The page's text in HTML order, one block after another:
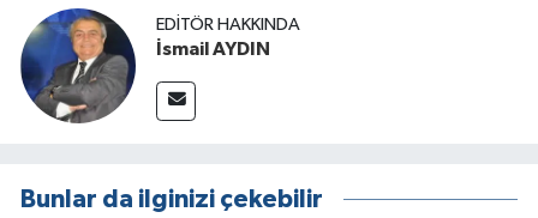
EDITÖR HAKKINDA
İsmail AYDIN
Bunlar da ilginizi çekebilir